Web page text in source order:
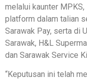
melalui kaunter MPKS,
platform dalam talian
Sarawak Pay, serta di
Sarawak, H&L
dan Sarawak Service
“Keputusan ini telah